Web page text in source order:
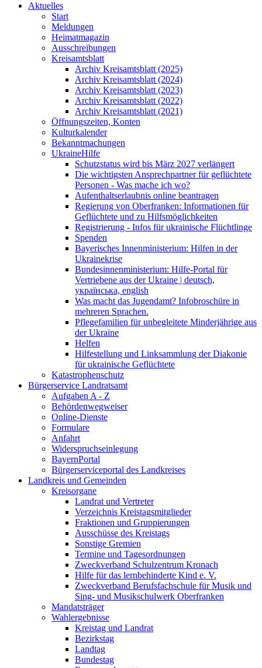
Aktuelles
Start
Meldungen
Heimatmagazin
Ausschreibungen
Kreisamtsblatt
Archiv Kreisamtsblatt (2025)
Archiv Kreisamtsblatt (2024)
Archiv Kreisamtsblatt (2023)
Archiv Kreisamtsblatt (2022)
Archiv Kreisamtsblatt (2021)
Öffnungszeiten, Konten
Kulturkalender
Bekanntmachungen
UkraineHilfe
Schutzstatus wird bis März 2027 verlängert
Die wichtigsten Ansprechpartner für geflüchtete
Personen - Was mache ich wo?
Aufenthaltserlaubnis online beantragen
Regierung von Oberfranken: Informationen für
Geflüchtete und zu Hilfsmöglichkeiten
Registrierung - Infos für ukrainische Flüchtlinge
Spenden
Bayerisches Innenministerium: Hilfen in der
Ukrainekrise
Bundesinnenministerium: Hilfe-Portal für
Vertriebene aus der Ukraine | deutsch,
українська, english
Was macht das Jugendamt? Infobroschüre in
mehreren Sprachen.
Pflegefamilien für unbegleitete Minderjährige aus
der Ukraine
Helfen
Hilfestellung und Linksammlung der Diakonie
für ukrainische Geflüchtete
Katastrophenschutz
Bürgerservice Landratsamt
Aufgaben A - Z
Behördenwegweiser
Online-Dienste
Formulare
Anfahrt
Widerspruchseinlegung
BayernPortal
Bürgerserviceportal des Landkreises
Landkreis und Gemeinden
Kreisorgane
Landrat und Vertreter
Verzeichnis Kreistagsmitglieder
Fraktionen und Gruppierungen
Ausschüsse des Kreistags
Sonstige Gremien
Termine und Tagesordnungen
Zweckverband Schulzentrum Kronach
Hilfe für das lernbehinderte Kind e. V.
Zweckverband Berufsfachschule für Musik und
Sing- und Musikschulwerk Oberfranken
Mandatsträger
Wahlergebnisse
Kreistag und Landrat
Bezirkstag
Landtag
Bundestag